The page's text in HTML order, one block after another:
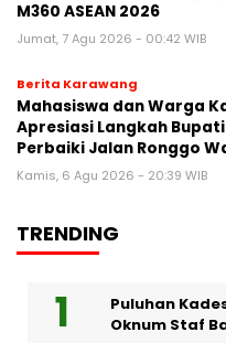
M360 ASEAN 2026
Jumat, 7 Agu 2026 - 00:42 WIB
Berita Karawang
Mahasiswa dan Warga
Apresiasi Langkah
Perbaiki Jalan Ronggo
Kamis, 6 Agu 2026 - 20:39 WIB
TRENDING
Puluhan
Oknum Staf